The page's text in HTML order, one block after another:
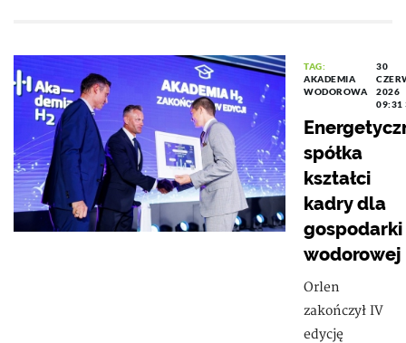
TAG:
AKADEMIA
WODOROWA
30
2026
09:31
spółka
kształci
kadry dla
gospodarki
wodorowej
Orlen
zakończył IV
edycję